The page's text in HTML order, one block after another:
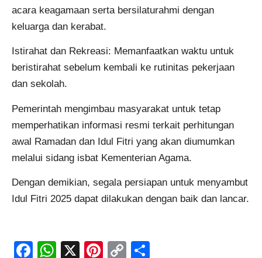
acara keagamaan serta bersilaturahmi dengan
keluarga dan kerabat.
Istirahat dan Rekreasi: Memanfaatkan waktu untuk
beristirahat sebelum kembali ke rutinitas pekerjaan
dan sekolah.
Pemerintah mengimbau masyarakat untuk tetap
memperhatikan informasi resmi terkait perhitungan
awal Ramadan dan Idul Fitri yang akan diumumkan
melalui sidang isbat Kementerian Agama.
Dengan demikian, segala persiapan untuk menyambut
Idul Fitri 2025 dapat dilakukan dengan baik dan lancar.
Facebook
WhatsApp
X Pinterest
Copy